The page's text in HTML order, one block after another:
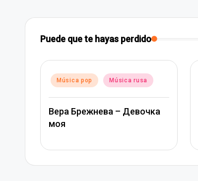
Puede que te hayas perdido
Publicado
Música pop Música rusa
Вера Брежнева – Девочка
моя